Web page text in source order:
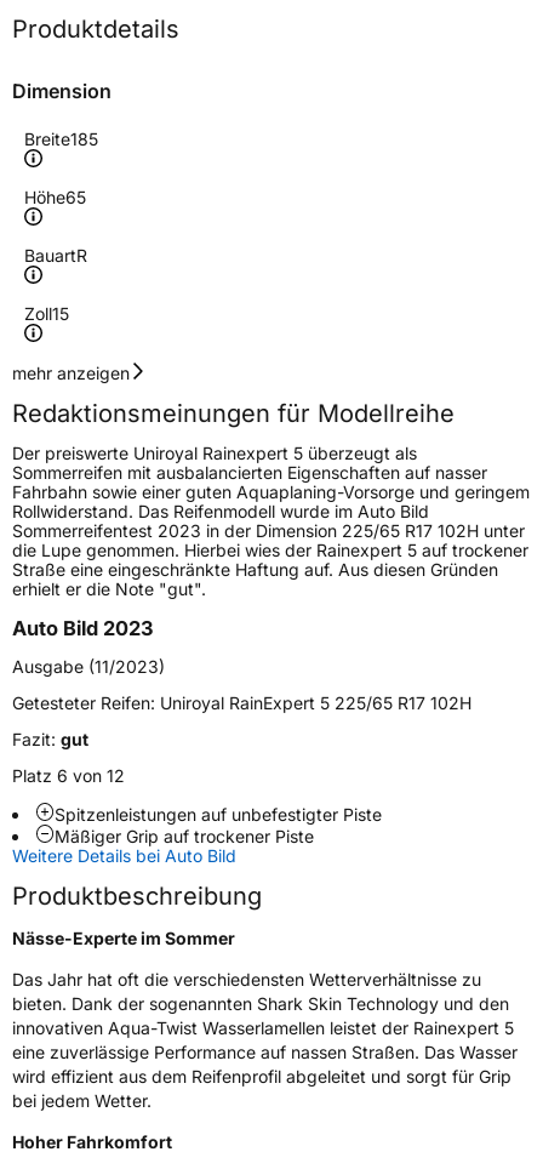
Produktdetails
Dimension
Breite185
Höhe65
BauartR
Zoll15
Geschwindigkeitsindex
Höchstgeschwindigkeit
210 km/h
Lastindex88
Höchstlast560 kg
Gewicht (in kg)7,342 kg
FahrzeugtypPKW
VerwendungSommerreifen
Modellname
FahrzeugartPKW & SUV
Weitere Eigenschaften
SchlauchtypTL
ZustandNeureifen
EU Label
Effizienz C
mehr anzeigen
Redaktionsmeinungen für Modellreihe
Der preiswerte Uniroyal Rainexpert 5 überzeugt als
Sommerreifen mit ausbalancierten Eigenschaften auf nasser
Fahrbahn sowie einer guten Aquaplaning-Vorsorge und geringem
Rollwiderstand. Das Reifenmodell wurde im Auto Bild
Sommerreifentest 2023 in der Dimension 225/65 R17 102H unter
die Lupe genommen. Hierbei wies der Rainexpert 5 auf trockener
Straße eine eingeschränkte Haftung auf. Aus diesen Gründen
erhielt er die Note "gut".
Auto Bild 2023
Ausgabe (11/2023)
Getesteter Reifen: Uniroyal RainExpert 5 225/65 R17 102H
Fazit: gut
Platz 6 von 12
Spitzenleistungen auf unbefestigter Piste
Mäßiger Grip auf trockener Piste
Weitere Details bei Auto Bild
Produktbeschreibung
Nässe-Experte im Sommer
Das Jahr hat oft die verschiedensten Wetterverhältnisse zu
bieten. Dank der sogenannten Shark Skin Technology und den
innovativen Aqua-Twist Wasserlamellen leistet der Rainexpert 5
eine zuverlässige Performance auf nassen Straßen. Das Wasser
wird effizient aus dem Reifenprofil abgeleitet und sorgt für Grip
bei jedem Wetter.
Hoher Fahrkomfort